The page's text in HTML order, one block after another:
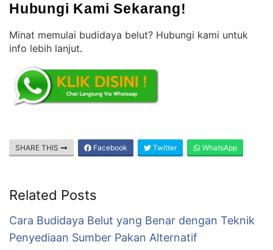
Hubungi Kami Sekarang!
Minat memulai budidaya belut? Hubungi kami untuk
info lebih lanjut.
SHARE THIS Facebook Twitter WhatsApp
Related Posts
Cara Budidaya Belut yang Benar dengan Teknik
Penyediaan Sumber Pakan Alternatif